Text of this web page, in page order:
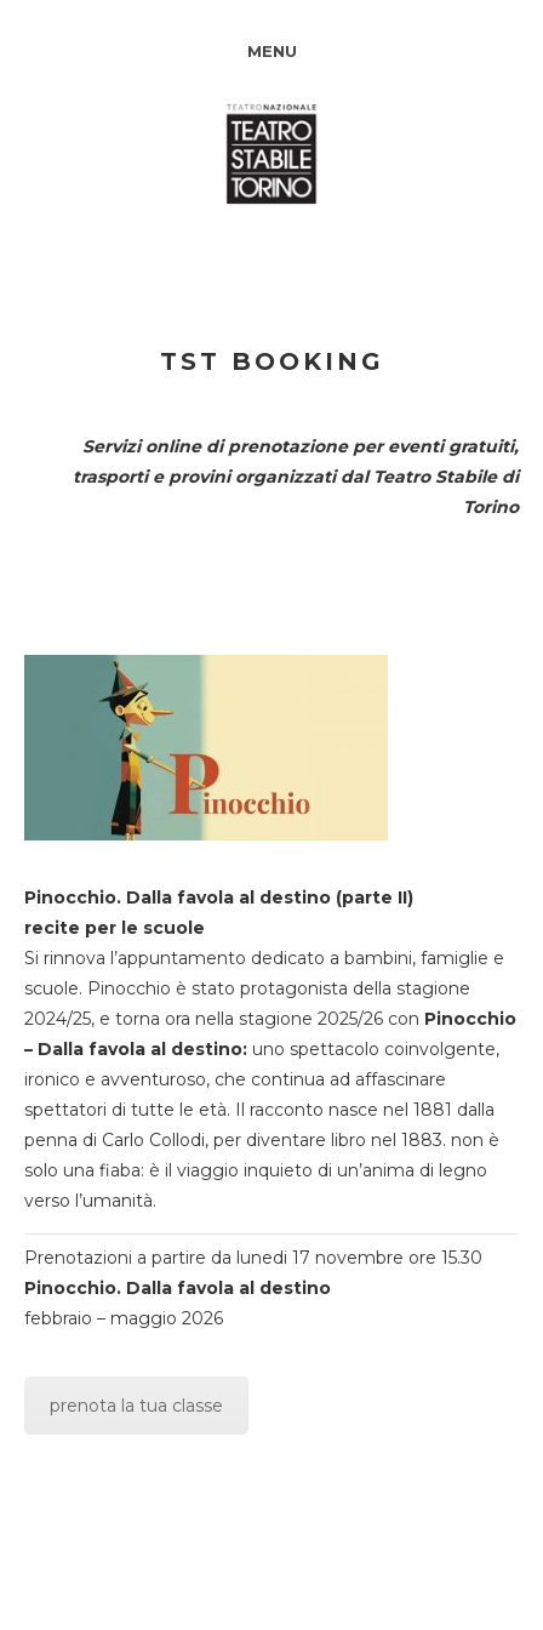
MENU
TST BOOKING
Servizi online di prenotazione per eventi gratuiti,
trasporti e provini organizzati dal Teatro Stabile di
Torino
Pinocchio. Dalla favola al destino (parte II)
recite per le scuole
Si rinnova l’appuntamento dedicato a bambini, famiglie e
scuole. Pinocchio è stato protagonista della stagione
2024/25, e torna ora nella stagione 2025/26 con Pinocchio
– Dalla favola al destino: uno spettacolo coinvolgente,
ironico e avventuroso, che continua ad affascinare
spettatori di tutte le età. Il racconto nasce nel 1881 dalla
penna di Carlo Collodi, per diventare libro nel 1883. non è
solo una fiaba: è il viaggio inquieto di un’anima di legno
verso l’umanità.
Prenotazioni a partire da lunedi 17 novembre ore 15.30
Pinocchio. Dalla favola al destino
febbraio – maggio 2026
prenota la tua classe